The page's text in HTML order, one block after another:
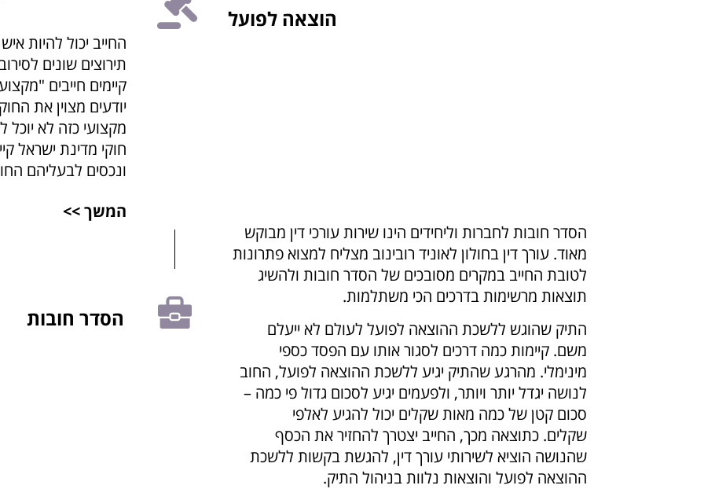
הוצאה לפועל
החייב יכול להיות
תירוצים שונים
קיימים חייבים
יודעים מצוין את
מקצועי כזה לא יוכל
חוקי מדינת ישראל
ונכסים לבעליהם
המשך >>
הסדר חובות לחברות וליחידים הינו שירות עורכי דין מבוקש
מאוד. עורך דין בחולון לאוניד רובינוב מצליח למצוא פתרונות
לטובת החייב במקרים מסובכים של הסדר חובות ולהשיג
תוצאות מרשימות בדרכים הכי משתלמות.
התיק שהוגש ללשכת ההוצאה לפועל לעולם לא ייעלם
משם. קיימות כמה דרכים לסגור אותו עם הפסד כספי
מינימלי. מהרגע שהתיק יגיע ללשכת ההוצאה לפועל, החוב
לנושה יגדל יותר ויותר, ולפעמים יגיע לסכום גדול פי כמה –
סכום קטן של כמה מאות שקלים יכול להגיע לאלפי
שקלים. כתוצאה מכך, החייב יצטרך להחזיר את הכסף
שהנושה הוציא לשירותי עורך דין, להגשת בקשות ללשכת
ההוצאה לפועל והוצאות נלוות בניהול התיק.
הסדר חובות